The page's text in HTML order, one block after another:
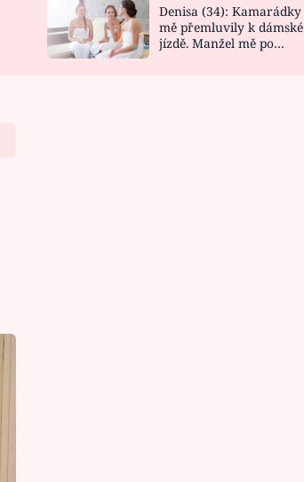
DESIGN
Denisa (34): Kamarádky
mě přemluvily k dámské
jízdě. Manžel mě po